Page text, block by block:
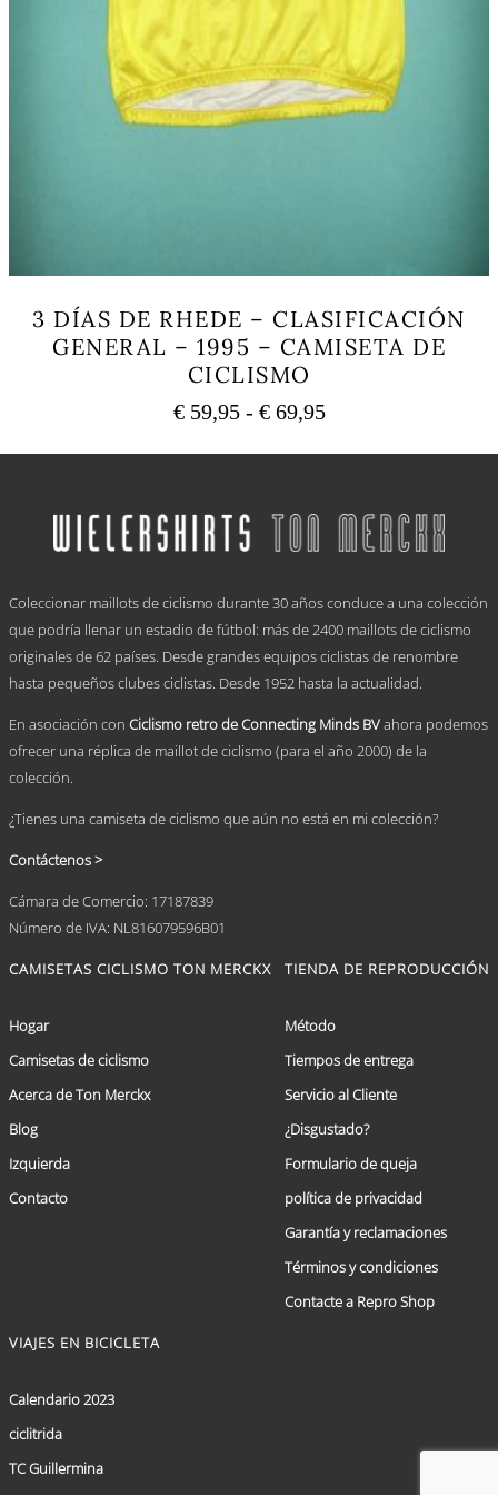
3 DÍAS DE RHEDE – CLASIFICACIÓN
GENERAL – 1995 – CAMISETA DE
CICLISMO
€59,95 - €69,95Rango
precios:
€ 59,95
hasta
variantes.
Las
pueden
elegir
la
página
producto
Coleccionar maillots de ciclismo durante 30 años conduce a una colección
que podría llenar un estadio de fútbol: más de 2400 maillots de ciclismo
originales de 62 países. Desde grandes equipos ciclistas de renombre
hasta pequeños clubes ciclistas. Desde 1952 hasta la actualidad.
En asociación con Ciclismo retro de Connecting Minds BVahora podemos
ofrecer una réplica de maillot de ciclismo (para el año 2000) de la
colección.
¿Tienes una camiseta de ciclismo que aún no está en mi colección?
Contáctenos >
Cámara de Comercio: 17187839
Número de IVA: NL816079596B01
CAMISETAS CICLISMO TON MERCKX
Hogar
Camisetas de ciclismo
Acerca de Ton Merckx
Blog
Izquierda
Contacto
TIENDA DE REPRODUCCIÓN
Método
Tiempos de entrega
Servicio al Cliente
¿Disgustado?
Formulario de queja
política de privacidad
Garantía y reclamaciones
Términos y condiciones
Contacte a Repro Shop
VIAJES EN BICICLETA
Calendario 2023
ciclitrida
TC Guillermina